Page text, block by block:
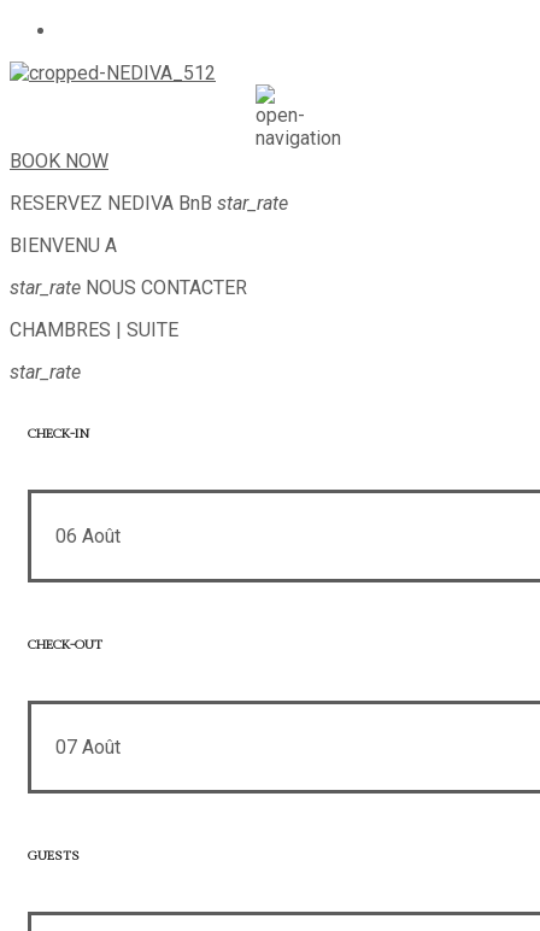
BOOK NOW
RESERVEZ NEDIVA BnB star_rate
BIENVENU A
star_rate NOUS CONTACTER
CHAMBRES | SUITE
star_rate
CHECK-IN
06 Août
CHECK-OUT
07 Août
GUESTS